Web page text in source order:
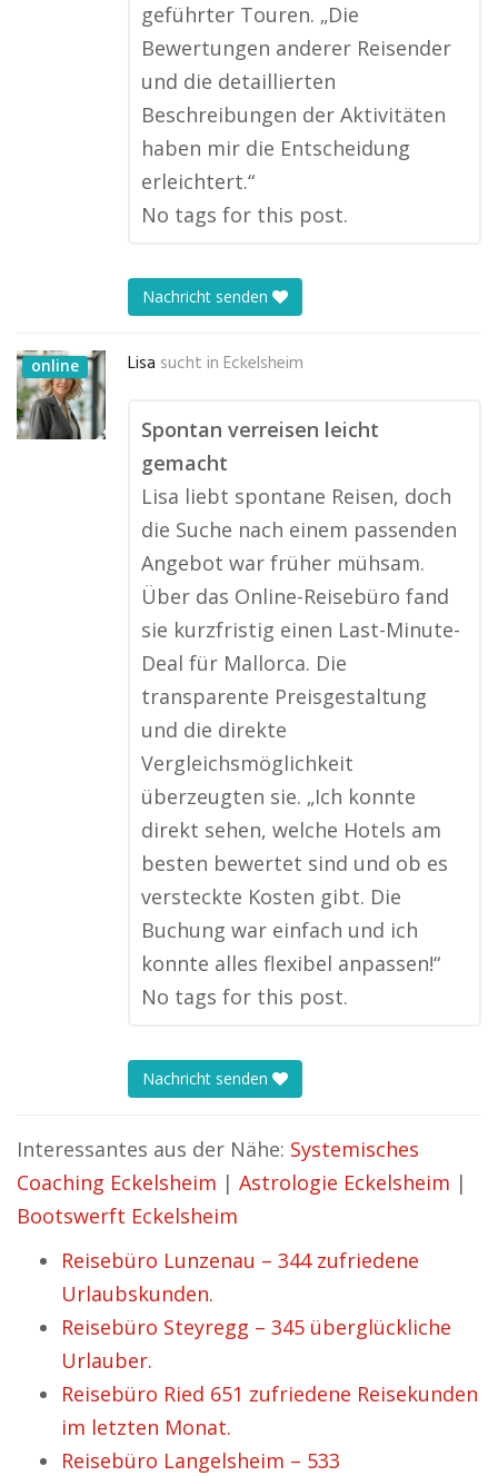
geführter Touren. „Die
Bewertungen anderer Reisender
und die detaillierten
Beschreibungen der Aktivitäten
haben mir die Entscheidung
erleichtert.“
No tags for this post.
Nachricht senden
online Lisa sucht in Eckelsheim
Spontan verreisen leicht
gemacht
Lisa liebt spontane Reisen, doch
die Suche nach einem passenden
Angebot war früher mühsam.
Über das Online-Reisebüro fand
sie kurzfristig einen Last-Minute-
Deal für Mallorca. Die
transparente Preisgestaltung
und die direkte
Vergleichsmöglichkeit
überzeugten sie. „Ich konnte
direkt sehen, welche Hotels am
besten bewertet sind und ob es
versteckte Kosten gibt. Die
Buchung war einfach und ich
konnte alles flexibel anpassen!“
No tags for this post.
Nachricht senden
Interessantes aus der Nähe: Systemisches
Coaching Eckelsheim | Astrologie Eckelsheim |
Bootswerft Eckelsheim
Reisebüro Lunzenau – 344 zufriedene
Urlaubskunden.
Reisebüro Steyregg – 345 überglückliche
Urlauber.
Reisebüro Ried 651 zufriedene Reisekunden
im letzten Monat.
Reisebüro Langelsheim – 533